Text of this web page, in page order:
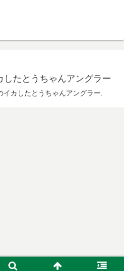
したとうちゃんアングラー
カしたとうちゃんアングラー.